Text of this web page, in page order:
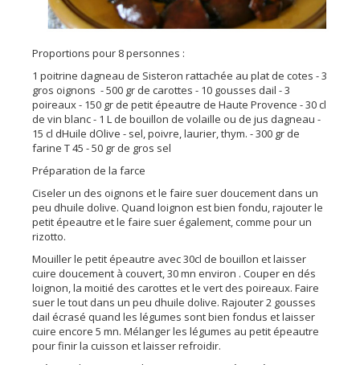
Proportions pour 8 personnes :
1 poitrine dagneau de Sisteron rattachée au plat de cotes - 3
gros oignons - 500 gr de carottes - 10 gousses dail - 3
poireaux - 150 gr de petit épeautre de Haute Provence - 30 cl
de vin blanc - 1 L de bouillon de volaille ou de jus dagneau -
15 cl dHuile dOlive - sel, poivre, laurier, thym. - 300 gr de
farine T 45 - 50 gr de gros sel
Préparation de la farce
Ciseler un des oignons et le faire suer doucement dans un
peu dhuile dolive. Quand loignon est bien fondu, rajouter le
petit épeautre et le faire suer également, comme pour un
rizotto.
Mouiller le petit épeautre avec 30cl de bouillon et laisser
cuire doucement à couvert, 30 mn environ . Couper en dés
loignon, la moitié des carottes et le vert des poireaux. Faire
suer le tout dans un peu dhuile dolive. Rajouter 2 gousses
dail écrasé quand les légumes sont bien fondus et laisser
cuire encore 5 mn. Mélanger les légumes au petit épeautre
pour finir la cuisson et laisser refroidir.